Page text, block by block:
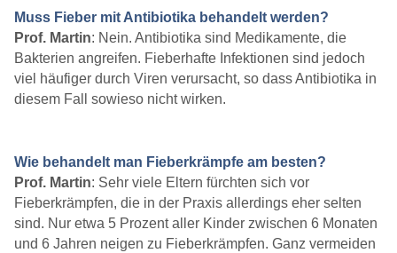
Muss Fieber mit Antibiotika behandelt werden?
Prof. Martin: Nein. Antibiotika sind Medikamente, die
Bakterien angreifen. Fieberhafte Infektionen sind jedoch
viel häufiger durch Viren verursacht, so dass Antibiotika in
diesem Fall sowieso nicht wirken.
Wie behandelt man Fieberkrämpfe am besten?
Prof. Martin: Sehr viele Eltern fürchten sich vor
Fieberkrämpfen, die in der Praxis allerdings eher selten
sind. Nur etwa 5 Prozent aller Kinder zwischen 6 Monaten
und 6 Jahren neigen zu Fieberkrämpfen. Ganz vermeiden